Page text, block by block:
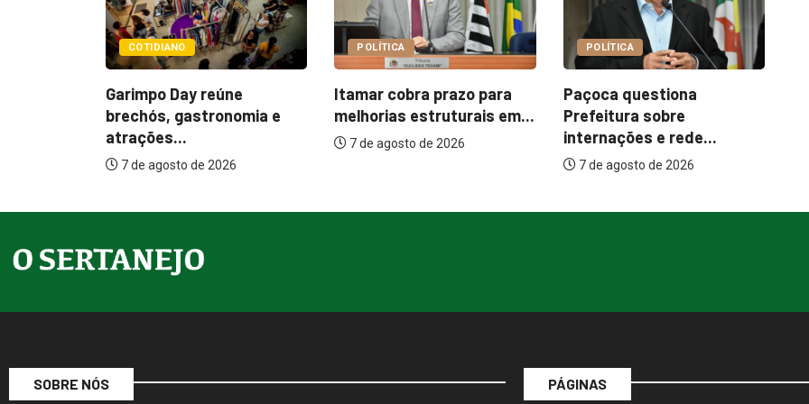
gastronomia e
POLÍTICA
Itamar cobra prazo para
melhorias estruturais em...
7 de agosto de 2026
POLÍTICA
Paçoca questiona
Prefeitura sobre
internações e rede...
COTIDIANO
Garimpo Day reúne
brechós, gastronomia e
atrações...
7 de agosto de 2026
SOBRE NÓS PÁGINAS